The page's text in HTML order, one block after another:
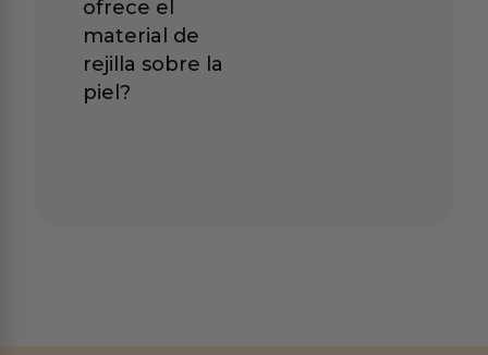
ofrece el
material de
rejilla sobre la
piel?